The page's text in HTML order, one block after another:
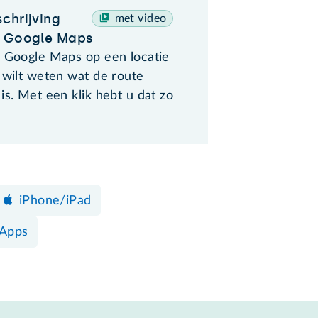
met video
Maps
Maps op een locatie
weten wat de route
Met een klik hebt u dat zo
iPhone/iPad